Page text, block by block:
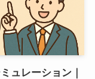
ュレーション｜